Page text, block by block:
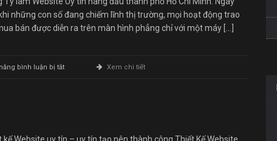
những con số đang chiếm lĩnh thị trường, mọi hoạt động trao
bán được diễn ra trên màn hình phẳng chỉ với một máy […]
bình luận bị tắtở
Xem chi tiết
kế Website uy tín – uy tín tạo nên thành công Thiết Kế Website